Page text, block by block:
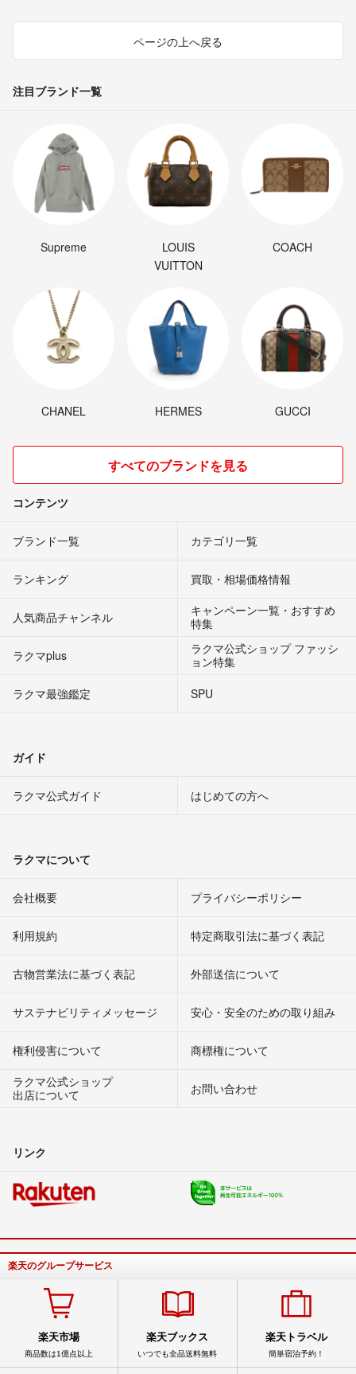
ページの上へ戻る
注目ブランド一覧
Supreme
LOUIS
VUITTON
COACH
CHANEL HERMES GUCCI
すべてのブランドを見る
コンテンツ
ブランド一覧 カテゴリ一覧
ランキング 買取・相場価格情報
人気商品チャンネル
キャンペーン一覧・おすすめ
特集
ラクマplus
ラクマ公式ショップ ファッシ
ョン特集
ラクマ最強鑑定
SPU
ガイド
ラクマ公式ガイド はじめての方へ
ラクマについて
会社概要 プライバシーポリシー
利用規約 特定商取引法に基づく表記
古物営業法に基づく表記 外部送信について
サステナビリティメッセージ 安心・安全のための取り組み
権利侵害について
商標権について
ラクマ公式ショップ
出店について
お問い合わせ
リンク
楽天のグループサービス
楽天市場
商品数は1億点以上
楽天ブックス
いつでも全品送料無料
楽天トラベル
簡単宿泊予約！